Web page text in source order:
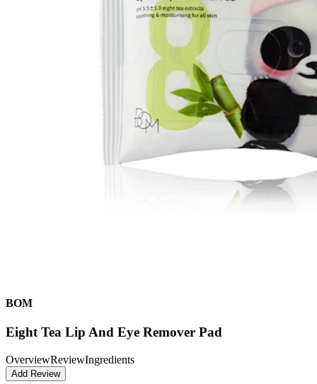
BOM
Eight Tea Lip And Eye Remover Pad
OverviewReviewIngredients
Add Review